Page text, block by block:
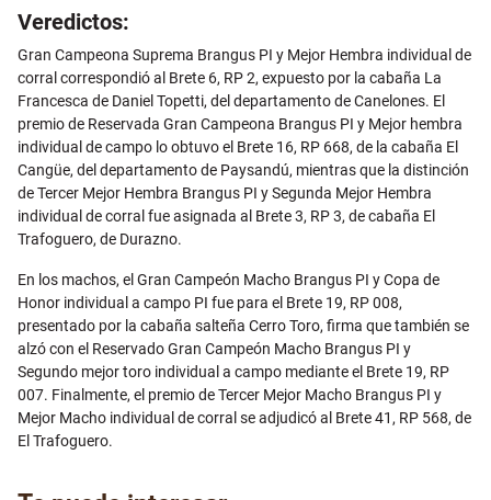
Veredictos:
Gran Campeona Suprema Brangus PI y Mejor Hembra individual de
corral correspondió al Brete 6, RP 2, expuesto por la cabaña La
Francesca de Daniel Topetti, del departamento de Canelones. El
premio de Reservada Gran Campeona Brangus PI y Mejor hembra
individual de campo lo obtuvo el Brete 16, RP 668, de la cabaña El
Cangüe, del departamento de Paysandú, mientras que la distinción
de Tercer Mejor Hembra Brangus PI y Segunda Mejor Hembra
individual de corral fue asignada al Brete 3, RP 3, de cabaña El
Trafoguero, de Durazno.
En los machos, el Gran Campeón Macho Brangus PI y Copa de
Honor individual a campo PI fue para el Brete 19, RP 008,
presentado por la cabaña salteña Cerro Toro, firma que también se
alzó con el Reservado Gran Campeón Macho Brangus PI y
Segundo mejor toro individual a campo mediante el Brete 19, RP
007. Finalmente, el premio de Tercer Mejor Macho Brangus PI y
Mejor Macho individual de corral se adjudicó al Brete 41, RP 568, de
El Trafoguero.